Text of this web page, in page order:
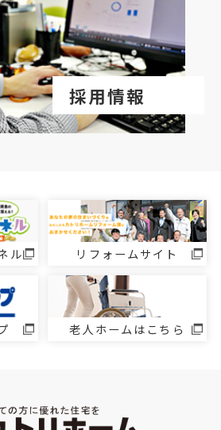
採用情報
ル リフォームサイト
老人ホームはこちら